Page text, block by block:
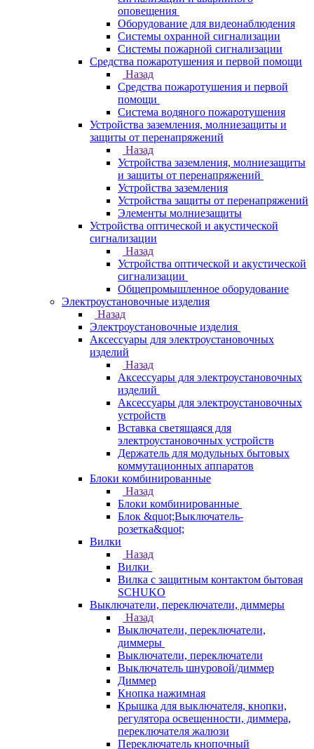
оповещения
Оборудование для видеонаблюдения
Системы охранной сигнализации
Системы пожарной сигнализации
Средства пожаротушения и первой помощи
Назад
Средства пожаротушения и первой
помощи
Система водяного пожаротушения
Устройства заземления, молниезащиты и
защиты от перенапряжений
Назад
Устройства заземления, молниезащиты
и защиты от перенапряжений
Устройства заземления
Устройства защиты от перенапряжений
Элементы молниезащиты
Устройства оптической и акустической
сигнализации
Назад
Устройства оптической и акустической
сигнализации
Общепромышленное оборудование
Электроустановочные изделия
Назад
Электроустановочные изделия
Аксессуары для электроустановочных
изделий
Назад
Аксессуары для электроустановочных
изделий
Аксессуары для электроустановочных
устройств
Вставка светящаяся для
электроустановочных устройств
Держатель для модульных бытовых
коммутационных аппаратов
Блоки комбинированные
Назад
Блоки комбинированные
Блок &quot;Выключатель-
розетка&quot;
Вилки
Назад
Вилки
Вилка с защитным контактом бытовая
SCHUKO
Выключатели, переключатели, диммеры
Назад
Выключатели, переключатели,
диммеры
Выключатели, переключатели
Выключатель шнуровой/диммер
Диммер
Кнопка нажимная
Крышка для выключателя, кнопки,
регулятора освещенности, диммера,
переключателя жалюзи
Переключатель кнопочный